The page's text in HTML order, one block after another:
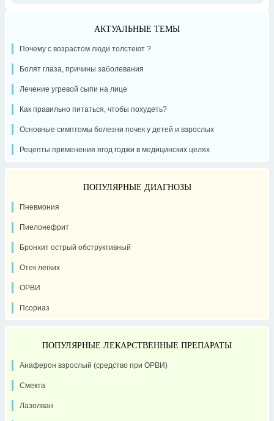
АКТУАЛЬНЫЕ ТЕМЫ
Почему с возрастом люди толстеют ?
Болят глаза, причины заболевания
Лечение угревой сыпи на лице
Как правильно питаться, чтобы похудеть?
Основные симптомы болезни почек у детей и взрослых
Рецепты применения ягод годжи в медицинских целях
ПОПУЛЯРНЫЕ ДИАГНОЗЫ
Пневмония
Пиелонефрит
Бронхит острый обструктивный
Отек легких
ОРВИ
Псориаз
ПОПУЛЯРНЫЕ ЛЕКАРСТВЕННЫЕ ПРЕПАРАТЫ
Анаферон взрослый (средство при ОРВИ)
Смекта
Лазолван